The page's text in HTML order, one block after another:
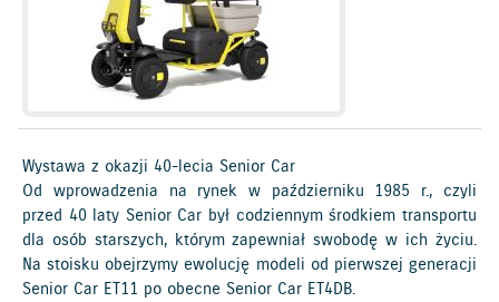
Wystawa z okazji 40-lecia Senior Car
Od wprowadzenia na rynek w październiku 1985 r., czyli
przed 40 laty Senior Car był codziennym środkiem transportu
dla osób starszych, którym zapewniał swobodę w ich życiu.
Na stoisku obejrzymy ewolucję modeli od pierwszej generacji
Senior Car ET11 po obecne Senior Car ET4DB.